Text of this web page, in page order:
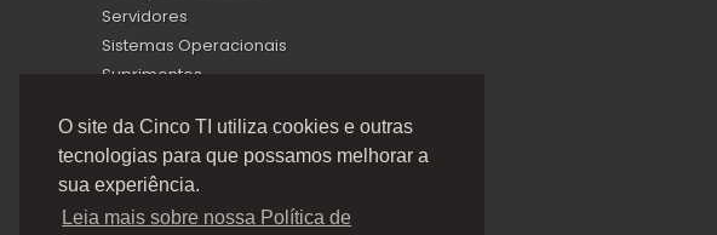
O site da Cinco TI utiliza cookies e outras
tecnologias para que possamos melhorar a
sua experiência.
Leia mais sobre nossa Política de
Servidores
Sistemas Operacionais
Suprimentos